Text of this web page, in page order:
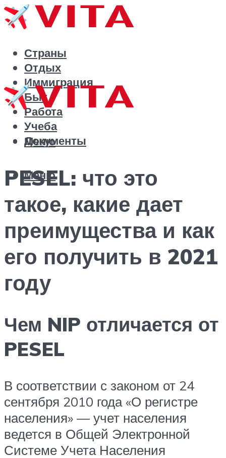
Страны
Отдых
Иммиграция
Быт
Работа
Учеба
Документы
Меню
Меню
PESEL: что это
такое, какие дает
преимущества и как
его получить в 2021
году
Чем NIP отличается от
PESEL
В соответствии с законом от 24
сентября 2010 года «О регистре
населения» — учет населения
ведется в Общей Электронной
Системе Учета Населения